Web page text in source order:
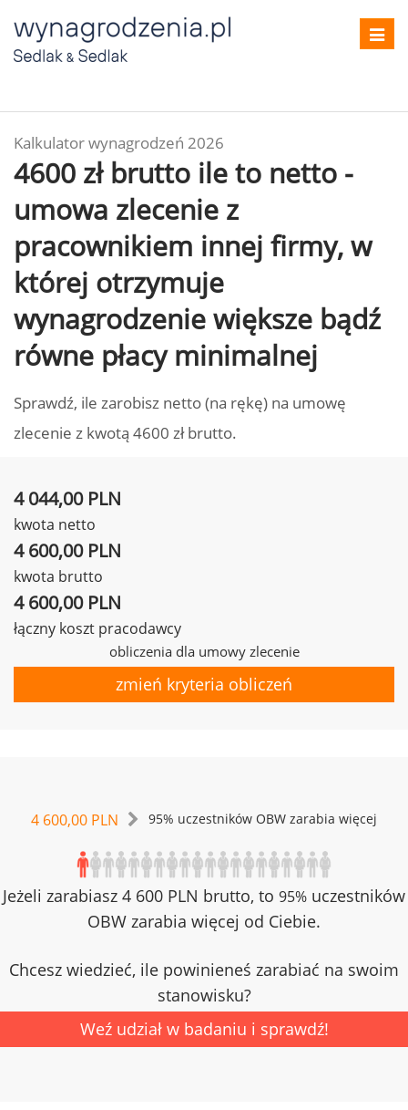
Kalkulator wynagrodzeń 2026
4600 zł brutto ile to netto -
umowa zlecenie z
pracownikiem innej firmy, w
której otrzymuje
wynagrodzenie większe bądź
równe płacy minimalnej
Sprawdź, ile zarobisz netto (na rękę) na umowę
zlecenie z kwotą 4600 zł brutto.
4 044,00 PLN
kwota netto
4 600,00 PLN
kwota brutto
4 600,00 PLN
łączny koszt pracodawcy
obliczenia dla umowy zlecenie
zmień kryteria obliczeń
4 600,00 PLN 95% uczestników OBW zarabia więcej
Jeżeli zarabiasz 4 600 PLN brutto, to 95% uczestników
OBW zarabia więcej od Ciebie.
Chcesz wiedzieć, ile powinieneś zarabiać na swoim
stanowisku?
Weź udział w badaniu i sprawdź!